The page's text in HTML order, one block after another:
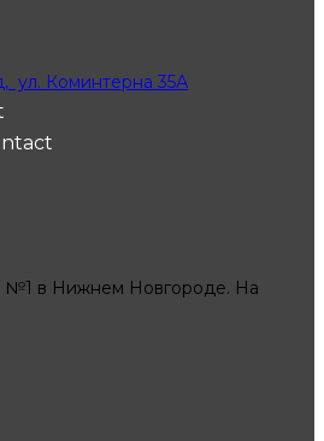
ул. Коминтерна 35А
в Нижнем Новгороде. На